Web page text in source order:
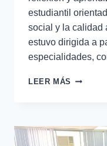
estudiantil
social y la calidad
estuvo dirigida a
especialidades,
LEER MÁS